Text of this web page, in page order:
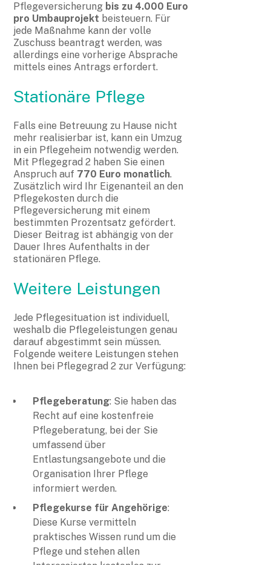
Pflegeversicherung bis zu 4.000 Euro
pro Umbauprojekt beisteuern. Für
jede Maßnahme kann der volle
Zuschuss beantragt werden, was
allerdings eine vorherige Absprache
mittels eines Antrags erfordert.
Stationäre Pflege
Falls eine Betreuung zu Hause nicht
mehr realisierbar ist, kann ein Umzug
in ein Pflegeheim notwendig werden.
Mit Pflegegrad 2 haben Sie einen
Anspruch auf 770 Euro monatlich.
Zusätzlich wird Ihr Eigenanteil an den
Pflegekosten durch die
Pflegeversicherung mit einem
bestimmten Prozentsatz gefördert.
Dieser Beitrag ist abhängig von der
Dauer Ihres Aufenthalts in der
stationären Pflege.
Weitere Leistungen
Jede Pflegesituation ist individuell,
weshalb die Pflegeleistungen genau
darauf abgestimmt sein müssen.
Folgende weitere Leistungen stehen
Ihnen bei Pflegegrad 2 zur Verfügung:
Pflegeberatung: Sie haben das
Recht auf eine kostenfreie
Pflegeberatung, bei der Sie
umfassend über
Entlastungsangebote und die
Organisation Ihrer Pflege
informiert werden.
Pflegekurse für Angehörige:
Diese Kurse vermitteln
praktisches Wissen rund um die
Pflege und stehen allen